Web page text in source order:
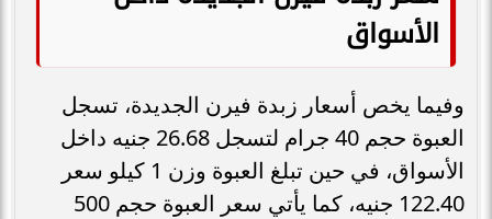
الأسواق
وفيما يخص أسعار زبدة فيرن الجديدة، تسجل
العبوة حجم 40 جرام لتسجل 26.68 جنيه داخل
الأسواق، في حين تبلغ العبوة وزن 1 كيلو سعر
122.40 جنيه، كما يأتي سعر العبوة حجم 500